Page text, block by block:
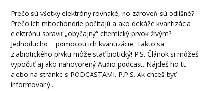
Prečo sú všetky elektróny rovnaké, no zároveň sú odlišné?
Prečo ich mitochondrie počítajú a ako dokáže kvantizácia
elektrónu spraviť „obyčajný“ chemický prvok živým?
Jednoducho – pomocou ich kvantizácie. Takto sa
z abiotického prvku môže stať biotický! P.S. Článok si môžeš
vypočuť aj ako nahovorený Audio podcast. Nájdeš ho tu
alebo na stránke s PODCASTAMI. P.P.S. Ak chceš byť
informovaný...